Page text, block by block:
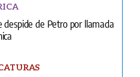
despide de Petro por llamada